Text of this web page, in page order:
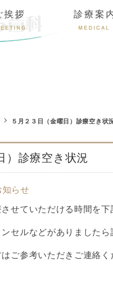
挨拶 診療案
MEDICAL
５月２３日（金曜日）診療空き状
）診療空き状況
知らせ
せていただける時間を下
セルなどがありましたら
ご参考いただきご連絡く